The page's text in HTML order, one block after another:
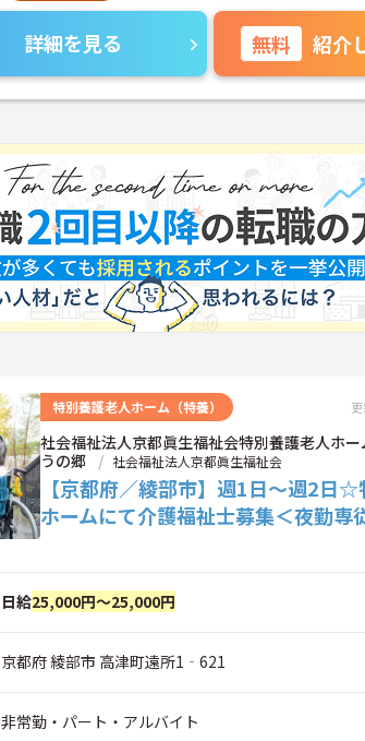
詳細を見る 無料 紹介
特別養護老人ホーム（特養）
社会福祉法人京都眞生福祉会特別養護老人ホ
うの郷
社会福祉法人京都眞生福祉会
【京都府／綾部市】週1日～週2日
ホームにて介護福祉士募集＜夜勤専
日給25,000円～25,000円
京都府 綾部市 高津町遠所1‐621
非常勤・パート・アルバイト